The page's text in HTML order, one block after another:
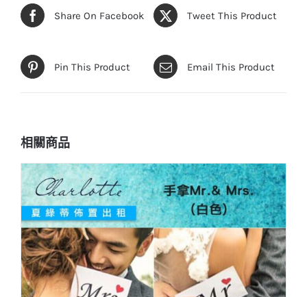
Share On Facebook Tweet This Product
Pin This Product Email This Product
相關商品